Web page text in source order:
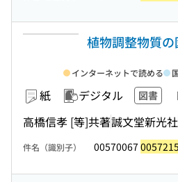
植物調整物質
紙 デジタル 図書
高橋信孝 [等]共著誠文堂新光社
インターネットで読める
件名（識別子） 00570067